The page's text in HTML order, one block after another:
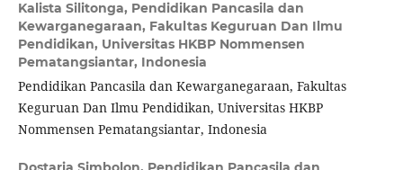
Kalista Silitonga, Pendidikan Pancasila dan
Kewarganegaraan, Fakultas Keguruan Dan Ilmu
Pendidikan, Universitas HKBP Nommensen
Pematangsiantar, Indonesia
Pendidikan Pancasila dan Kewarganegaraan, Fakultas
Keguruan Dan Ilmu Pendidikan, Universitas HKBP
Nommensen Pematangsiantar, Indonesia